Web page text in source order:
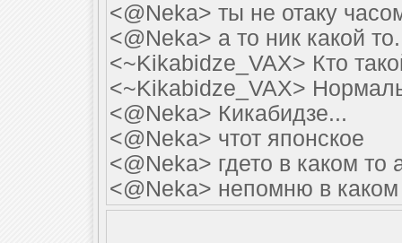
<@Neka> ты не отаку
<@Neka> а то ник какой
<~Kikabidze_VAX> Кто
<~Kikabidze_VAX>
<@Neka> Кикабидзе...
<@Neka> чтот японское
<@Neka> гдето в каком
<@Neka> непомню в каком